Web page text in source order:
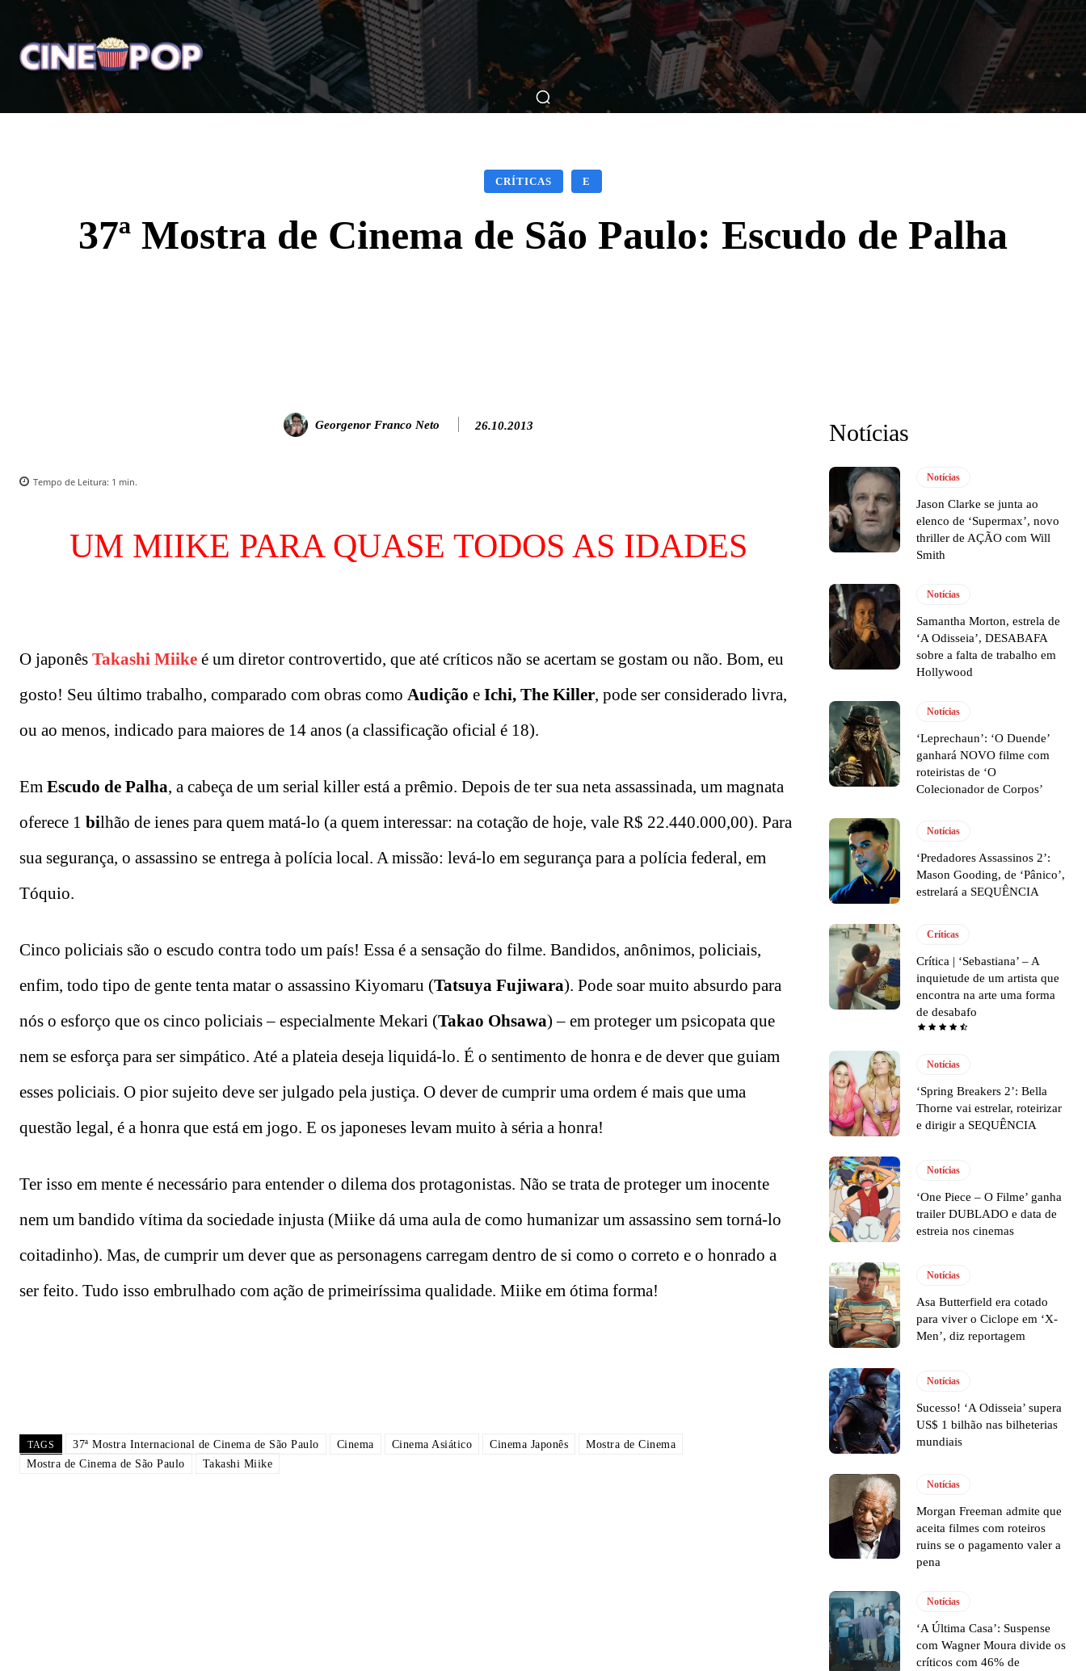
Home Notícias Críticas Breve Nos Cinemas Matérias Nos Cinemas Filmes Séries Música Gênero
CRÍTICAS E
37ª Mostra de Cinema de São Paulo: Escudo de Palha
Georgenor Franco Neto 26.10.2013
Tempo de Leitura: 1 min.
UM MIIKE PARA QUASE TODOS AS IDADES
O japonês Takashi Miike é um diretor controvertido, que até críticos não se acertam se gostam ou não. Bom, eu
gosto! Seu último trabalho, comparado com obras como Audição e Ichi, The Killer, pode ser considerado livra,
ou ao menos, indicado para maiores de 14 anos (a classificação oficial é 18).
Em Escudo de Palha, a cabeça de um serial killer está a prêmio. Depois de ter sua neta assassinada, um magnata
oferece 1 bilhão de ienes para quem matá-lo (a quem interessar: na cotação de hoje, vale R$ 22.440.000,00). Para
sua segurança, o assassino se entrega à polícia local. A missão: levá-lo em segurança para a polícia federal, em
Tóquio.
Cinco policiais são o escudo contra todo um país! Essa é a sensação do filme. Bandidos, anônimos, policiais,
enfim, todo tipo de gente tenta matar o assassino Kiyomaru (Tatsuya Fujiwara). Pode soar muito absurdo para
nós o esforço que os cinco policiais – especialmente Mekari (Takao Ohsawa) – em proteger um psicopata que
nem se esforça para ser simpático. Até a plateia deseja liquidá-lo. É o sentimento de honra e de dever que guiam
esses policiais. O pior sujeito deve ser julgado pela justiça. O dever de cumprir uma ordem é mais que uma
questão legal, é a honra que está em jogo. E os japoneses levam muito à séria a honra!
Ter isso em mente é necessário para entender o dilema dos protagonistas. Não se trata de proteger um inocente
nem um bandido vítima da sociedade injusta (Miike dá uma aula de como humanizar um assassino sem torná-lo
coitadinho). Mas, de cumprir um dever que as personagens carregam dentro de si como o correto e o honrado a
ser feito. Tudo isso embrulhado com ação de primeiríssima qualidade. Miike em ótima forma!
TAGS 37ª Mostra Internacional de Cinema de São Paulo Cinema Cinema Asiático Cinema Japonês
Mostra de Cinema
Mostra de Cinema de São Paulo
Takashi Miike
Notícias
Notícias
Jason Clarke se junta ao
elenco de ‘Supermax’, novo
thriller de AÇÃO com Will
Smith
Notícias
Samantha Morton, estrela de
‘A Odisseia’, DESABAFA
sobre a falta de trabalho em
Hollywood
Notícias
‘Leprechaun’: ‘O Duende’
ganhará NOVO filme com
roteiristas de ‘O
Colecionador de Corpos’
Notícias
‘Predadores Assassinos 2’:
Mason Gooding, de ‘Pânico’,
estrelará a SEQUÊNCIA
Críticas
Crítica | ‘Sebastiana’ – A
inquietude de um artista que
encontra na arte uma forma
de desabafo
Notícias
‘Spring Breakers 2’: Bella
Thorne vai estrelar, roteirizar
e dirigir a SEQUÊNCIA
Notícias
‘One Piece – O Filme’ ganha
trailer DUBLADO e data de
estreia nos cinemas
Notícias
Asa Butterfield era cotado
para viver o Ciclope em ‘X-
Men’, diz reportagem
Notícias
Sucesso! ‘A Odisseia’ supera
US$ 1 bilhão nas bilheterias
mundiais
Notícias
Morgan Freeman admite que
aceita filmes com roteiros
ruins se o pagamento valer a
pena
Notícias
‘A Última Casa’: Suspense
com Wagner Moura divide os
críticos com 46% de